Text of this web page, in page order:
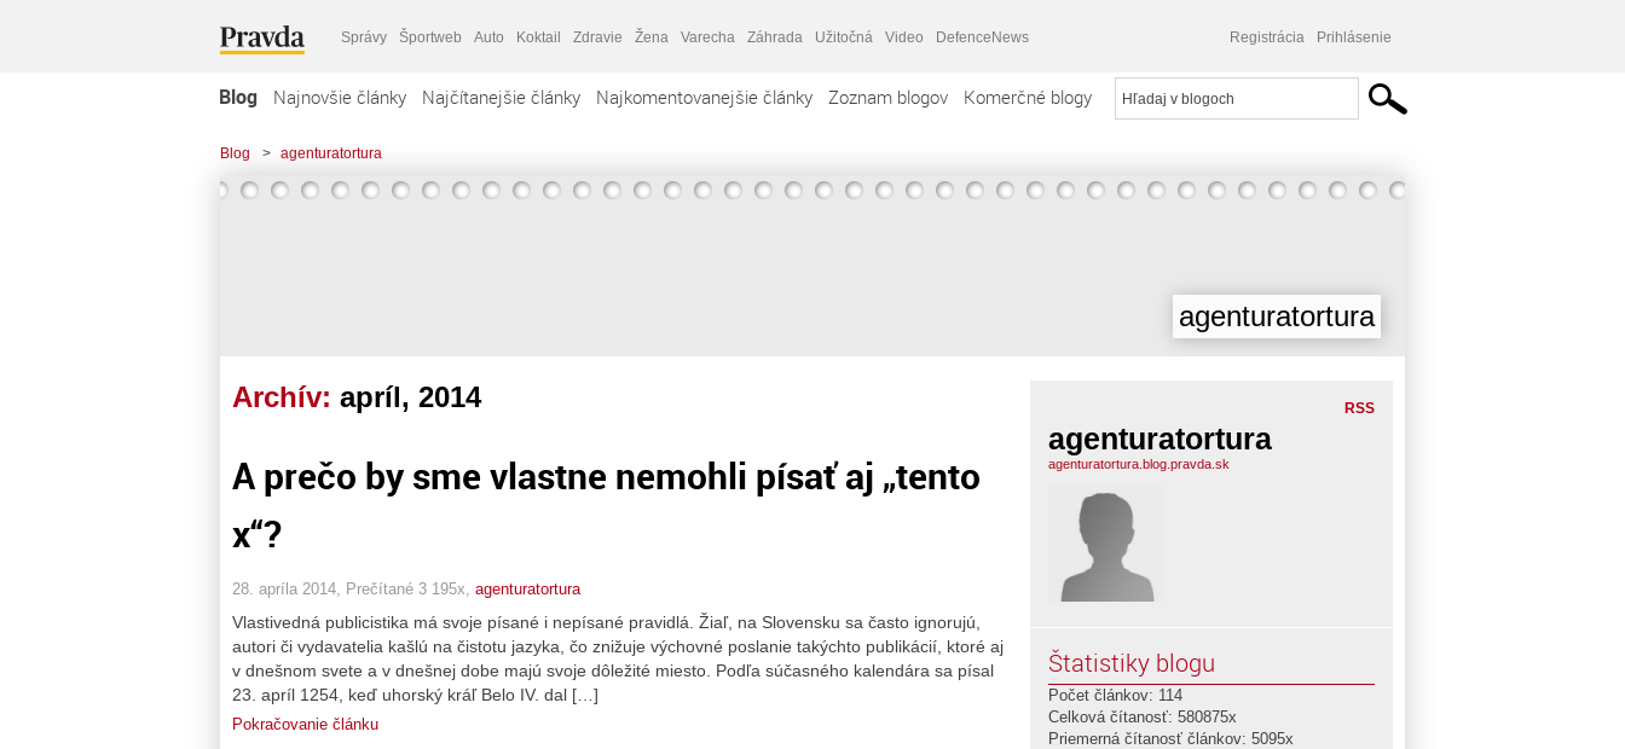
Správy Športweb Auto Koktail Zdravie Žena Varecha Záhrada Užitočná Video DefenceNews Registrácia Prihlásenie
Blog Najnovšie články Najčítanejšie články Najkomentovanejšie články Zoznam blogov Komerčné blogy
Blog > agenturatortura
agenturatortura
Archív: apríl, 2014
A prečo by sme vlastne nemohli písať aj „tento
x“?
28. apríla 2014, Prečítané 3 195x, agenturatortura
Vlastivedná publicistika má svoje písané i nepísané pravidlá. Žiaľ, na Slovensku sa často ignorujú,
autori či vydavatelia kašlú na čistotu jazyka, čo znižuje výchovné poslanie takýchto publikácií, ktoré aj
v dnešnom svete a v dnešnej dobe majú svoje dôležité miesto. Podľa súčasného kalendára sa písal
23. apríl 1254, keď uhorský kráľ Belo IV. dal […]
Pokračovanie článku
RSS
agenturatortura
agenturatortura.blog.pravda.sk
Štatistiky blogu
Počet článkov: 114
Celková čítanosť: 580875x
Priemerná čítanosť článkov: 5095x